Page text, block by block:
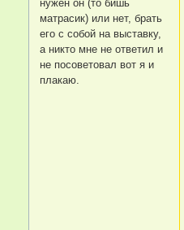
нужен он (то бишь
матрасик) или нет, брать
его с собой на выставку,
а никто мне не ответил и
не посоветовал вот я и
плакаю.